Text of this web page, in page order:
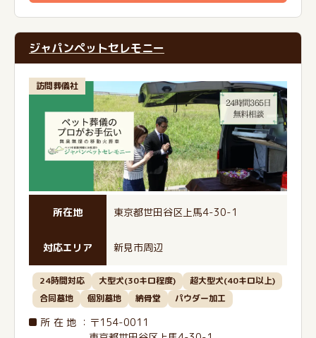
ジャパンペットセレモニー
訪問葬儀社
所在地 東京都世田谷区上馬4-30-1
対応エリア 新見市周辺
24時間対応 大型犬(30キロ程度)
超大型犬(40キロ以上)
合同墓地
個別墓地 納骨堂 パウダー加工
所在地 ：〒154-0011